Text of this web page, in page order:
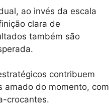
ao invés da escala
clara de
também são
contribuem
amado do momento, com
crocantes.